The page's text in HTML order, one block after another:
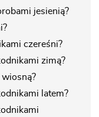
jesienią?
czereśni?
zimą?
latem?